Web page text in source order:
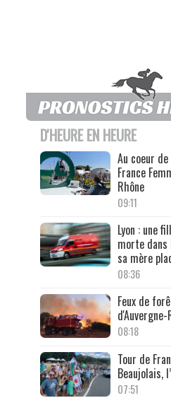
D'HEURE EN HEURE
Au coeur
France
Rhône
09:11
Lyon : une
morte
sa mère
08:36
Feux de
08:18
Tour de
Beaujolais,
07:51